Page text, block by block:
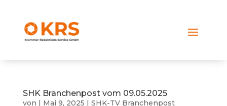
SHK Branchenpost vom 09.05.2025
von | Mai 9, 2025 | SHK-TV Branchenpost